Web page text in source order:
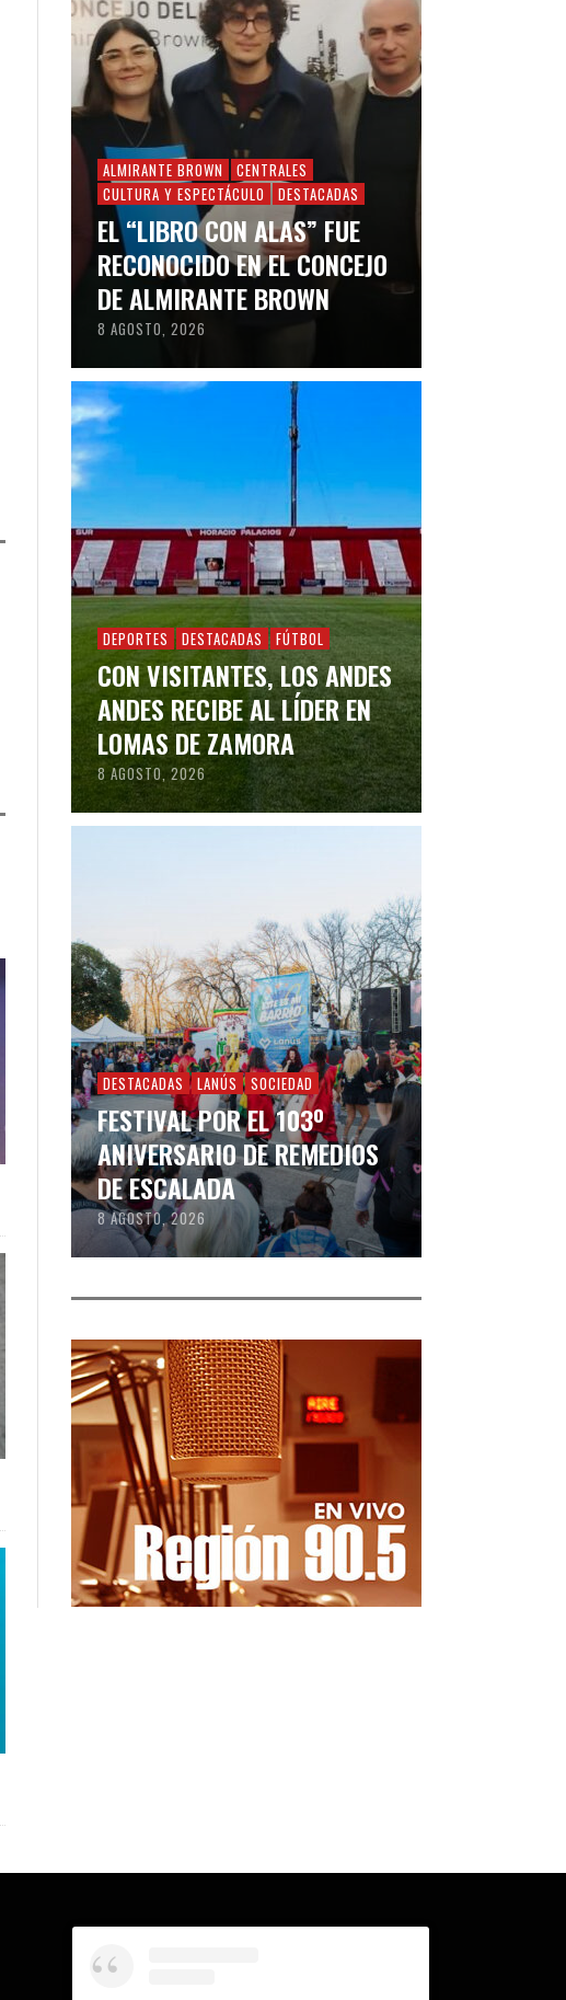
ALMIRANTE BROWN
CENTRALES
CULTURA Y ESPECTÁCULO
DESTACADAS
EL “LIBRO CON ALAS” FUE
RECONOCIDO EN EL CONCEJO
DE ALMIRANTE BROWN
8 AGOSTO, 2026
DEPORTES DESTACADAS FÚTBOL
CON VISITANTES, LOS ANDES
ANDES RECIBE AL LÍDER EN
LOMAS DE ZAMORA
8 AGOSTO, 2026
DESTACADAS LANÚS SOCIEDAD
FESTIVAL POR EL 103º
ANIVERSARIO DE REMEDIOS
DE ESCALADA
8 AGOSTO, 2026